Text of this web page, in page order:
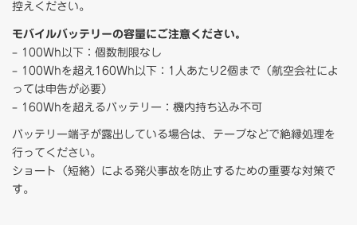
控えください。
モバイルバッテリーの容量にご注意ください。
– 100Wh以下：個数制限なし
– 100Whを超え160Wh以下：1人あたり2個まで（航空会社によ
っては申告が必要）
– 160Whを超えるバッテリー：機内持ち込み不可
バッテリー端子が露出している場合は、テープなどで絶縁処理を
行ってください。
ショート（短絡）による発火事故を防止するための重要な対策で
す。